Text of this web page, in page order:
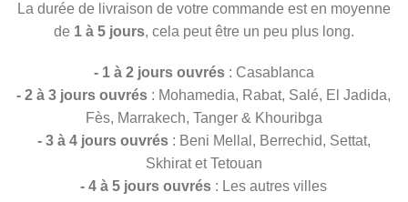
La durée de livraison de votre commande est en moyenne
de 1 à 5 jours, cela peut être un peu plus long.
- 1 à 2 jours ouvrés: Casablanca
- 2 à 3 jours ouvrés : Mohamedia, Rabat, Salé, El Jadida,
Fès, Marrakech, Tanger & Khouribga
- 3 à 4 jours ouvrés: Beni Mellal, Berrechid, Settat,
Skhirat et Tetouan
- 4 à 5 jours ouvrés : Les autres villes